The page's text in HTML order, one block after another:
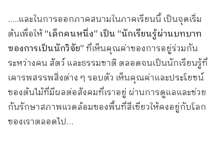
…..และในการออกภาคสนามในภาคเรียนนี้ เป็นจุดเริ่ม
ต้นเพื่อให้“เด็กคนหนึ่ง” เป็น “นักเรียนรู้ผ่านบทบาท
ของการเป็นนักวิจัย”ที่เห็นคุณค่าของการอยู่ร่วมกัน
ระหว่างคน สัตว์ และธรรมชาติ ตลอดจนเป็นนักเรียนรู้ที่
เคารพสรรพสิ่งต่าง ๆ รอบตัว เห็นคุณค่าและประโยชน์
ของต้นไม้ที่มีผลต่อสังคมที่เราอยู่ ผ่านการดูแลและช่วย
กันรักษาสภาพแวดล้อมของพื้นที่สีเขียวให้คงอยู่กับโลก
ของเราตลอดไป…